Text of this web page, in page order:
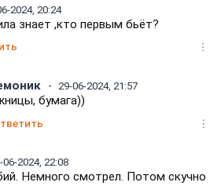
2024, 20:24
знает ,кто первым бьёт?
29-06-2024, 21:57
бумага))
06-2024, 22:08
Немного смотрел. Потом скучно